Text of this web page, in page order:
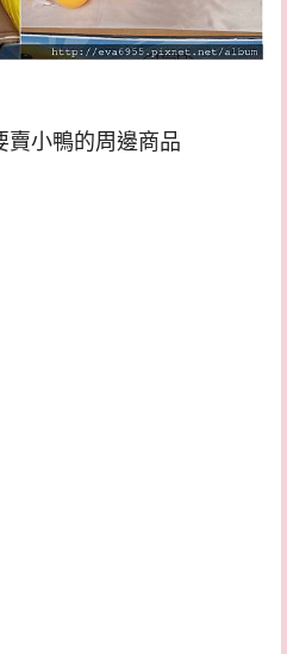
賣小鴨的周邊商品